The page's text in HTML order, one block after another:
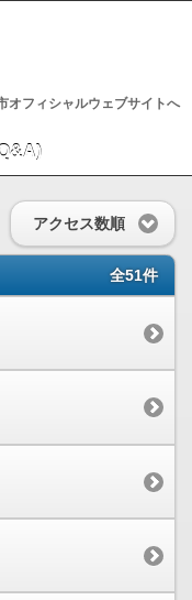
オフィシャルウェブサイトへ
アクセス数順
全51件